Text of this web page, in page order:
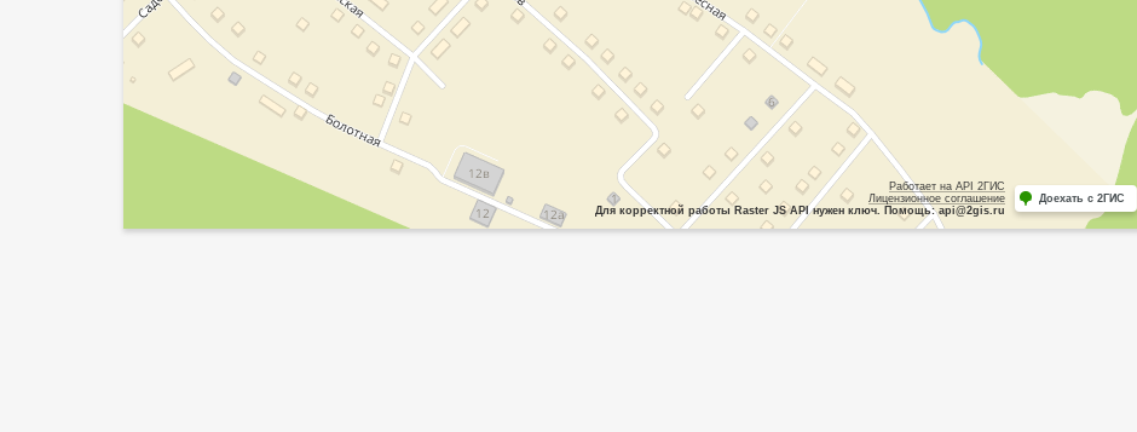
Работает на API 2ГИС
Лицензионное соглашение
Для корректной работы Raster JS API нужен ключ. Помощь: api@2gis.ru
Доехать с 2ГИС